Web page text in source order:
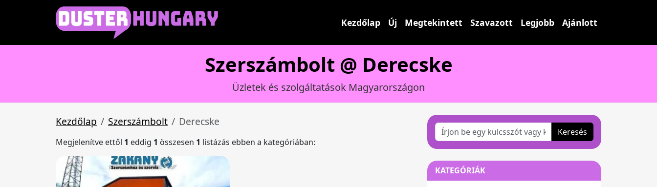
Kezdőlap Új Megtekintett Szavazott Legjobb Ajánlott
Szerszámbolt @ Derecske
Üzletek és szolgáltatások Magyarországon
Kezdőlap Szerszámbolt Derecske
Megjelenítve ettől 1 eddig 1 összesen 1 listázás ebben a kategóriában:
Keresés
KATEGÓRIÁK